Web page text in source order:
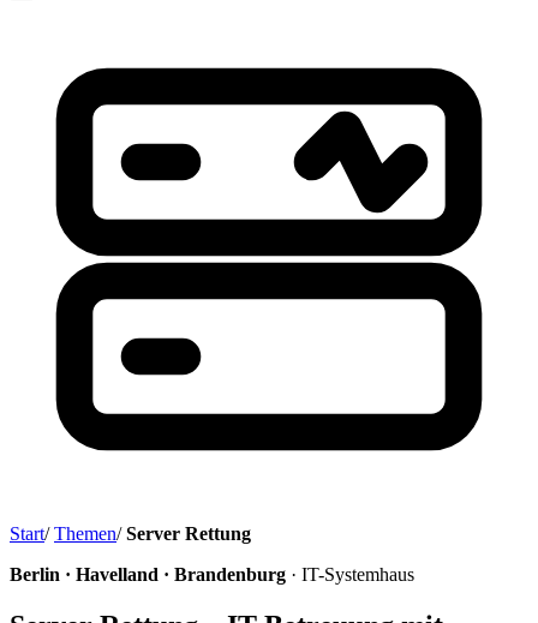
Start/ Themen/ Server Rettung
Berlin · Havelland · Brandenburg · IT-Systemhaus